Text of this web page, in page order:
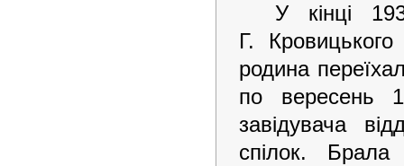
У кінці
Г.
родина
по вересень
завідувача
спілок.